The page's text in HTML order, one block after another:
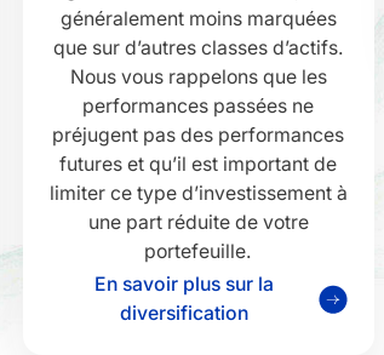
généralement moins marquées
que sur d’autres classes d’actifs.
Nous vous rappelons que les
performances passées ne
préjugent pas des performances
futures et qu’il est important de
limiter ce type d’investissement à
une part réduite de votre
portefeuille.
En savoir plus sur la
diversification